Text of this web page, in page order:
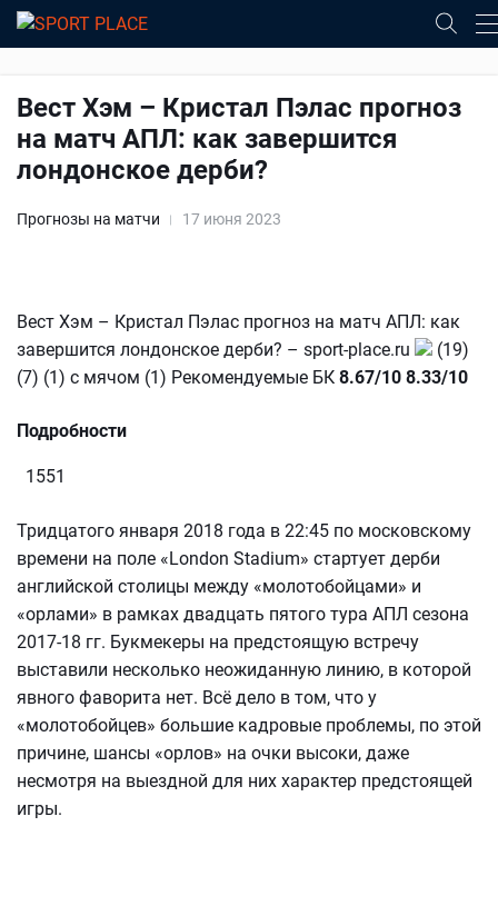
Вест Хэм – Кристал Пэлас прогноз
на матч АПЛ: как завершится
лондонское дерби?
Прогнозы на матчи 17 июня 2023
Вест Хэм – Кристал Пэлас прогноз на матч АПЛ: как
завершится лондонское дерби? – sport-place.ru
(19)
(7) (1) с мячом (1) Рекомендуемые БК 8.67/10 8.33/10
Подробности
1551
Тридцатого января 2018 года в 22:45 по московскому
времени на поле «London Stadium» стартует дерби
английской столицы между «молотобойцами» и
«орлами» в рамках двадцать пятого тура АПЛ сезона
2017-18 гг. Букмекеры на предстоящую встречу
выставили несколько неожиданную линию, в которой
явного фаворита нет. Всё дело в том, что у
«молотобойцев» большие кадровые проблемы, по этой
причине, шансы «орлов» на очки высоки, даже
несмотря на выездной для них характер предстоящей
игры.